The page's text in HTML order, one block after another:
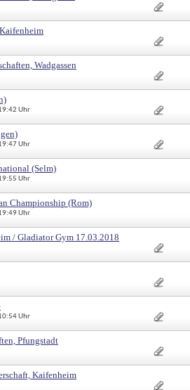
Wadgassen
Uhr
Uhr
(Selm)
Uhr
Championship (Rom)
Uhr
/ Gladiator Gym 17.03.2018
Uhr
Pfungstadt
Kaifenheim